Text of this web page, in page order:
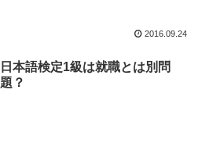
2016.09.24
日本語検定1級は就職とは別問
題？